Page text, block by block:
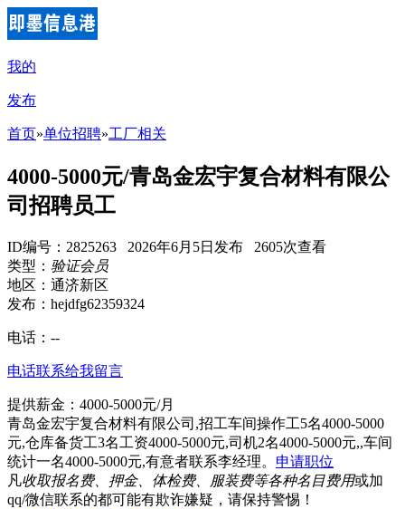
我的
发布
首页»单位招聘»工厂相关
4000-5000元/青岛金宏宇复合材料有限公
司招聘员工
ID编号：2825263 2026年6月5日发布 2605次查看
类型： 验证会员
地区：通济新区
发布：hejdfg62359324
电话： --
电话联系给我留言
提供薪金：4000-5000元/月
青岛金宏宇复合材料有限公司,招工车间操作工5名4000-5000
元,仓库备货工3名工资4000-5000元,司机2名4000-5000元,,车间
统计一名4000-5000元,有意者联系李经理。 申请职位
凡收取报名费、押金、体检费、服装费等各种名目费用或加
qq/微信联系的都可能有欺诈嫌疑，请保持警惕！